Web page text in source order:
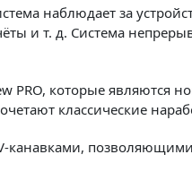
наблюдает за
и т. д. Система
PRO, которые являются
классические
канавками,